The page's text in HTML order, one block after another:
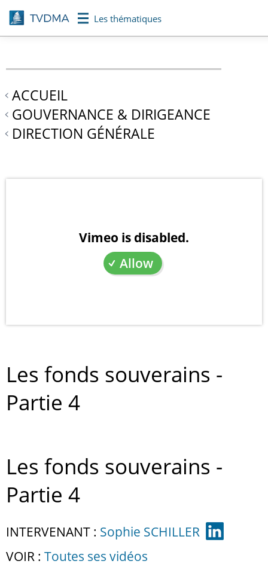
Aller
au
contenu
Les thématiques
ACCUEIL
GOUVERNANCE & DIRIGEANCE
DIRECTION GÉNÉRALE
Vimeo is disabled.
Allow
Les fonds souverains -
Partie 4
Les fonds souverains -
Partie 4
INTERVENANT : Sophie SCHILLER
VOIR : Toutes ses vidéos